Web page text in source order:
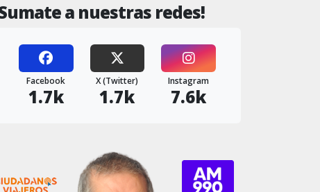
a nuestras redes!
Facebook
1.7k
X (Twitter)
1.7k
Instagram
7.6k